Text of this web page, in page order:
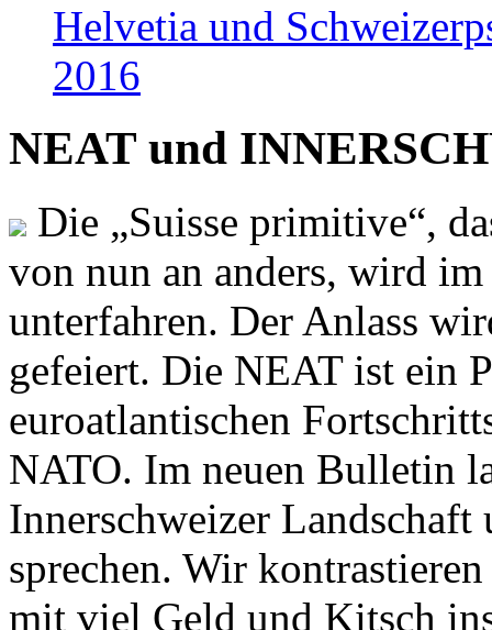
Helvetia und
2016
NEAT und
Die „Suisse primitive“,
von nun an anders, wird
unterfahren. Der Anlass
gefeiert. Die NEAT ist ein
euroatlantischen
NATO. Im neuen Bulletin
Innerschweizer
sprechen. Wir
mit viel Geld und Kitsch